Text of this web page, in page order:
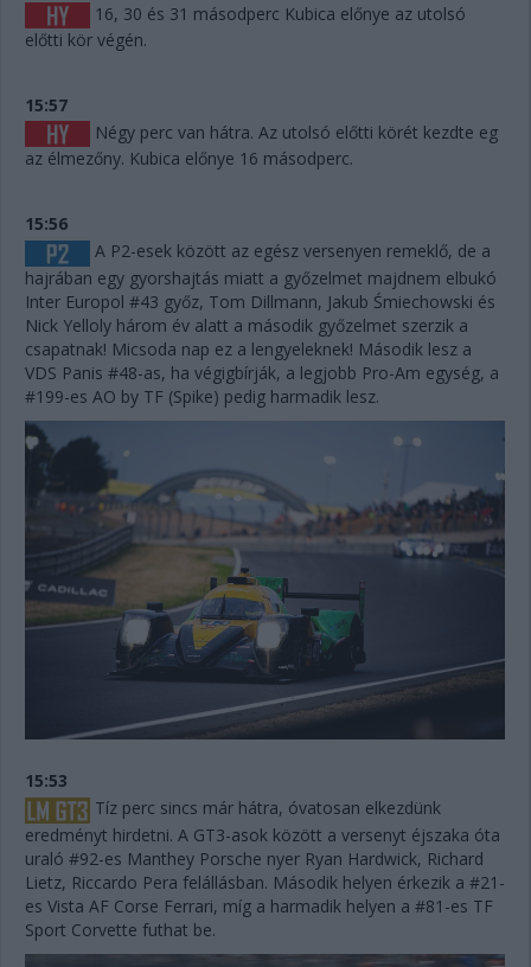
16, 30 és 31 másodperc Kubica előnye az utolsó
előtti kör végén.
15:57
Négy perc van hátra. Az utolsó előtti körét kezdte eg
az élmezőny. Kubica előnye 16 másodperc.
15:56
A P2-esek között az egész versenyen remeklő, de a
hajrában egy gyorshajtás miatt a győzelmet majdnem elbukó
Inter Europol #43 győz, Tom Dillmann, Jakub Śmiechowski és
Nick Yelloly három év alatt a második győzelmet szerzik a
csapatnak! Micsoda nap ez a lengyeleknek! Második lesz a
VDS Panis #48-as, ha végigbírják, a legjobb Pro-Am egység, a
#199-es AO by TF (Spike) pedig harmadik lesz.
15:53
Tíz perc sincs már hátra, óvatosan elkezdünk
eredményt hirdetni. A GT3-asok között a versenyt éjszaka óta
uraló #92-es Manthey Porsche nyer Ryan Hardwick, Richard
Lietz, Riccardo Pera felállásban. Második helyen érkezik a #21-
es Vista AF Corse Ferrari, míg a harmadik helyen a #81-es TF
Sport Corvette futhat be.